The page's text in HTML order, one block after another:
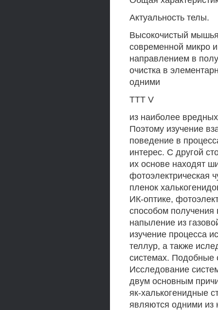
Актуальность телы.
Высокочистый
современной микро
направлением в
очистка в
одними
ТТТ V
из наиболее
Поэтому изучение
поведение в
интерес. С другой
их основе находят
фотоэлектрическая
пленок
ИК-оптике,
способом получения
напыление из
изучение процесса
теллур, а также
системах. Подобные
Исследование
двум основным
як-халькогенидные
являются одними из